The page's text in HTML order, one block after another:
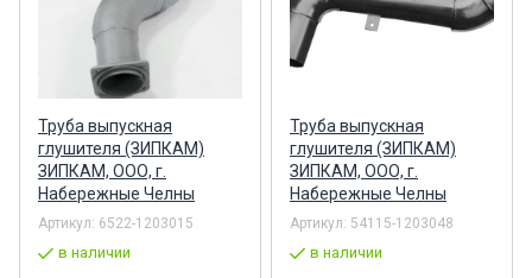
Труба выпускная
глушителя (ЗИПКАМ)
ЗИПКАМ, ООО, г.
Набережные Челны
Артикул: 6522-1203015
в наличии
Труба выпускная
глушителя (ЗИПКАМ)
ЗИПКАМ, ООО, г.
Набережные Челны
Артикул: 54115-1203048
в наличии